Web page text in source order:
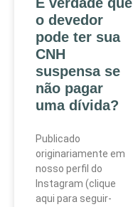
o devedor
pode ter sua
CNH
suspensa se
não pagar
uma dívida?
Publicado
originariamente em
nosso perfil do
Instagram (clique
aqui para seguir-